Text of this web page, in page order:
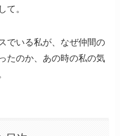
て。
でいる私が、なぜ仲間の
たのか、あの時の私の気